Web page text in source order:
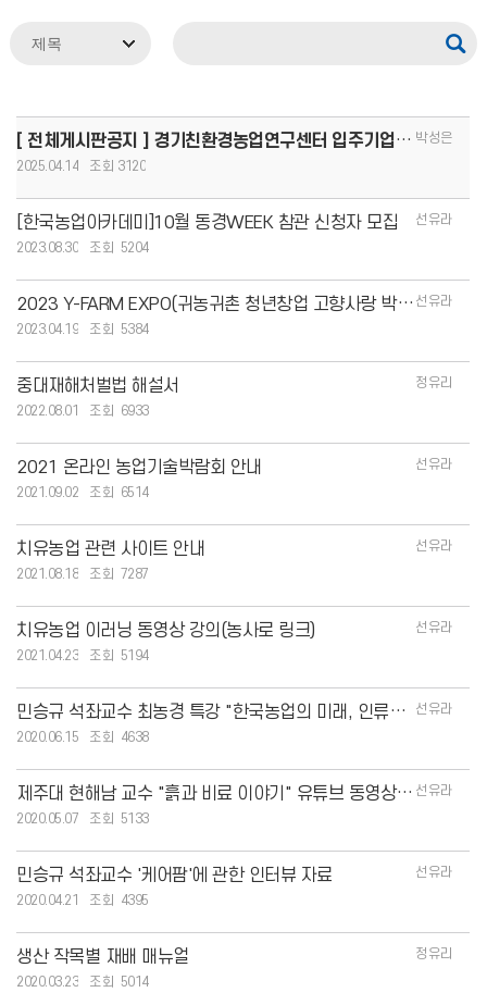
[ 전체게시판공지 ] 경기친환경농업연구센터 입주기업 모집 박성은
2025.04.14
3120
[한국농업아카데미]10월 동경WEEK 참관 신청자 모집
선유라
2023.08.30
5204
2023 Y-FARM EXPO(귀농귀촌 청년창업 고향사랑 박람회) 개최 선유라
2023.04.19
5384
중대재해처벌법 해설서
정유리
2022.08.01
6933
2021 온라인 농업기술박람회 안내
선유라
2021.09.02
6514
치유농업 관련 사이트 안내
선유라
2021.08.18
7287
치유농업 이러닝 동영상 강의(농사로 링크)
선유라
2021.04.23
5194
민승규 석좌교수 최농경 특강 "한국농업의 미래, 인류의 미래"
선유라
2020.06.15
4638
제주대 현해남 교수 "흙과 비료 이야기" 유튜브 동영상 강의 선유라
2020.05.07
5133
민승규 석좌교수 '케어팜'에 관한 인터뷰 자료
선유라
2020.04.21
4395
생산 작목별 재배 매뉴얼
정유리
2020.03.23
5014